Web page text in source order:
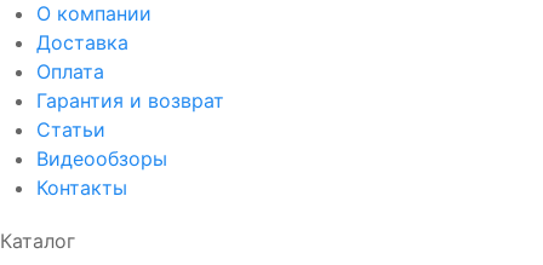
О компании
Доставка
Оплата
Гарантия и возврат
Статьи
Видеообзоры
Контакты
Каталог